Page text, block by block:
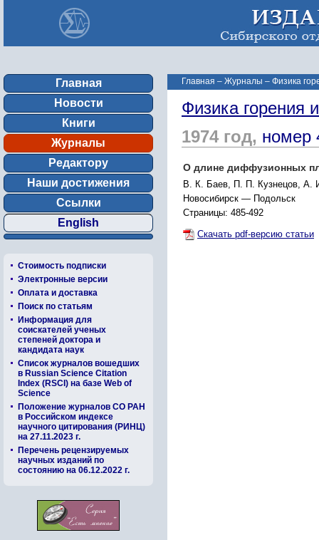
Главная
Новости
Книги
Журналы
Редактору
Наши достижения
Ссылки
English
Стоимость подписки
Электронные версии
Оплата и доставка
Поиск по статьям
Информация для
соискателей ученых
степеней доктора и
кандидата наук
Список журналов вошедших
в Russian Science Citation
Index (RSCI) на базе Web of
Science
Положение журналов СО РАН
в Российском индексе
научного цитирования (РИНЦ)
на 27.11.2023 г.
Перечень рецензируемых
научных изданий по
состоянию на 06.12.2022 г.
Главная – Журналы – Физика
Физика горения
1974 год, номер
О длине диффузионных
B. К. Баев, П. П. Кузнецов, А.
Новосибирск — Подольск
Страницы: 485-492
Скачать pdf-версию статьи